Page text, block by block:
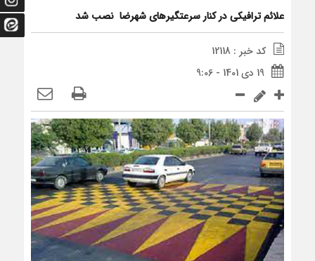
علائم ترافیکی در کنار سرعتگیرهای شهرضا نصب شد
کد خبر : 12118
19 دی 1401 - 9:06